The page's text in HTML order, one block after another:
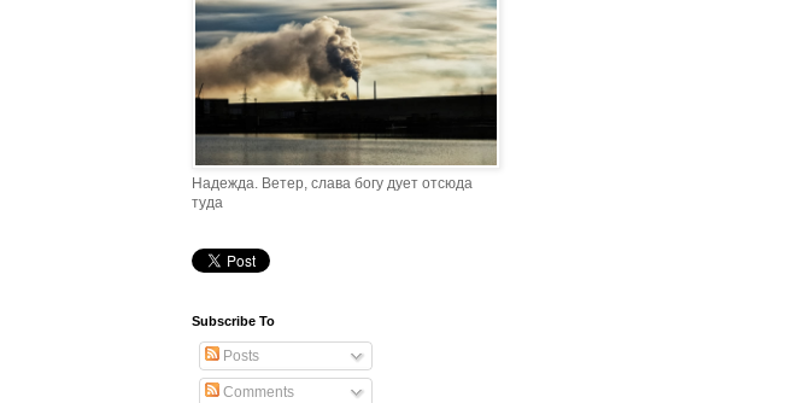
Надежда. Ветер, слава богу дует отсюда
туда
Subscribe To
Posts
Comments